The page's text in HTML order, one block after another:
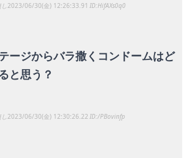
2023/06/30(金) 12:26:33.91 HifAXs0q0
ージからバラ撒くコンドームはど
と思う？
2023/06/30(金) 12:30:26.22 /PBovinfp